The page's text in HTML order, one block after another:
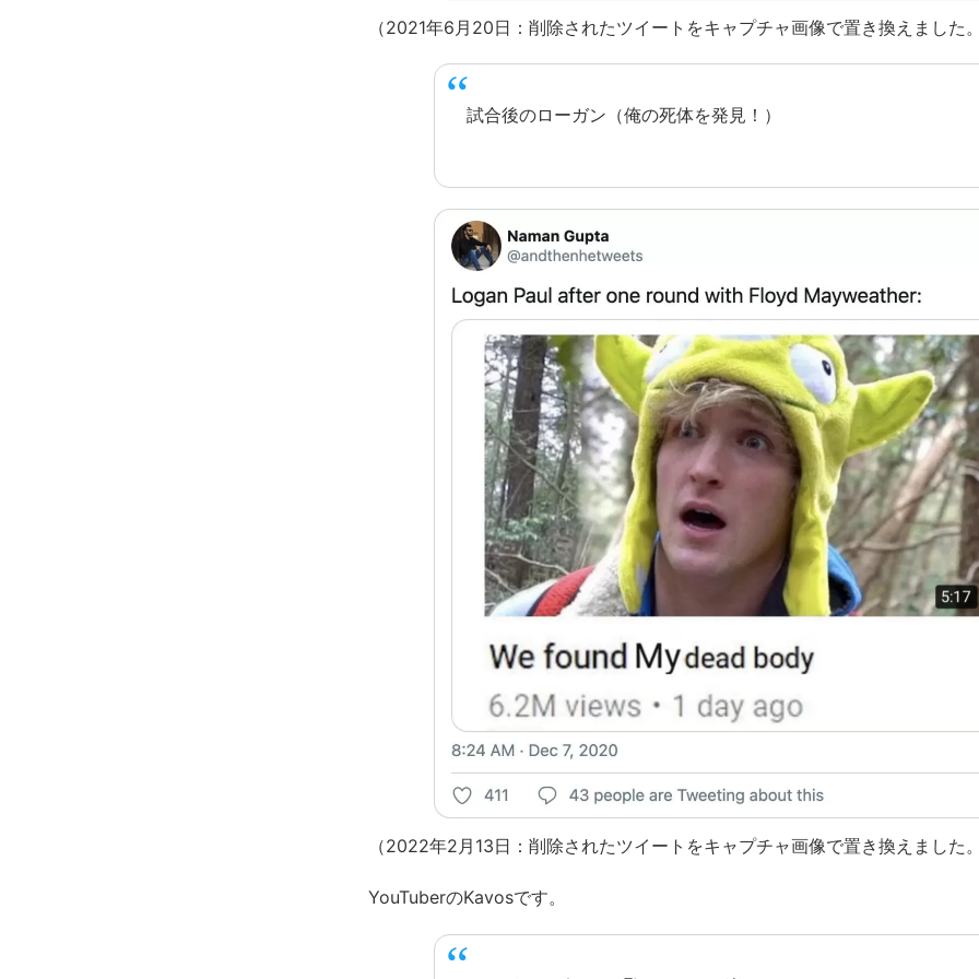
（2021年6月20日：削除されたツイートをキャプチャ画像で置き換えました
試合後のローガン（俺の死体を発見！）
（2022年2月13日：削除されたツイートをキャプチャ画像で置き換えました
YouTuberのKavosです。